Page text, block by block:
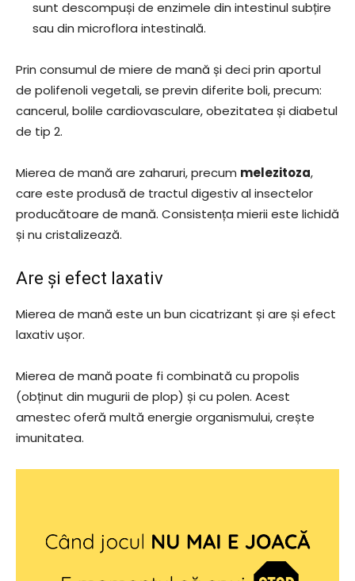
sunt descompuși de enzimele din intestinul subțire
sau din microflora intestinală.
Prin consumul de miere de mană și deci prin aportul
de polifenoli vegetali, se previn diferite boli, precum:
cancerul, bolile cardiovasculare, obezitatea și diabetul
de tip 2.
Mierea de mană are zaharuri, precum melezitoza,
care este produsă de tractul digestiv al insectelor
producătoare de mană. Consistența mierii este lichidă
și nu cristalizează.
Are și efect laxativ
Mierea de mană este un bun cicatrizant și are și efect
laxativ ușor.
Mierea de mană poate fi combinată cu propolis
(obținut din mugurii de plop) și cu polen. Acest
amestec oferă multă energie organismului, crește
imunitatea.